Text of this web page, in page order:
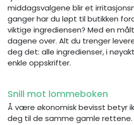
middagsvalgene blir et
ganger har du løpt til butikken
viktige ingrediensen? Med en
dagene over. Alt du trenger
deg det: alle ingredienser, i
enkle oppskrifter.
Snill mot lommeboken
Å være økonomisk bevisst betyr
deg til de samme gamle rettene.